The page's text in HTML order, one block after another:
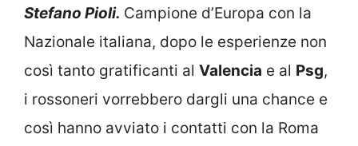
Stefano Pioli. Campione d’Europa con la
Nazionale italiana, dopo le esperienze non
così tanto gratificanti al Valencia e al Psg,
i rossoneri vorrebbero dargli una chance e
così hanno avviato i contatti con la Roma